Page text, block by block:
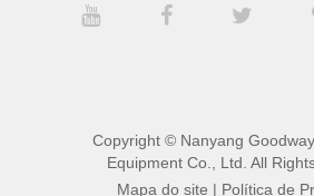
Copyright © Nanyang
Equipment Co., Ltd. All
Mapa do site | Política de